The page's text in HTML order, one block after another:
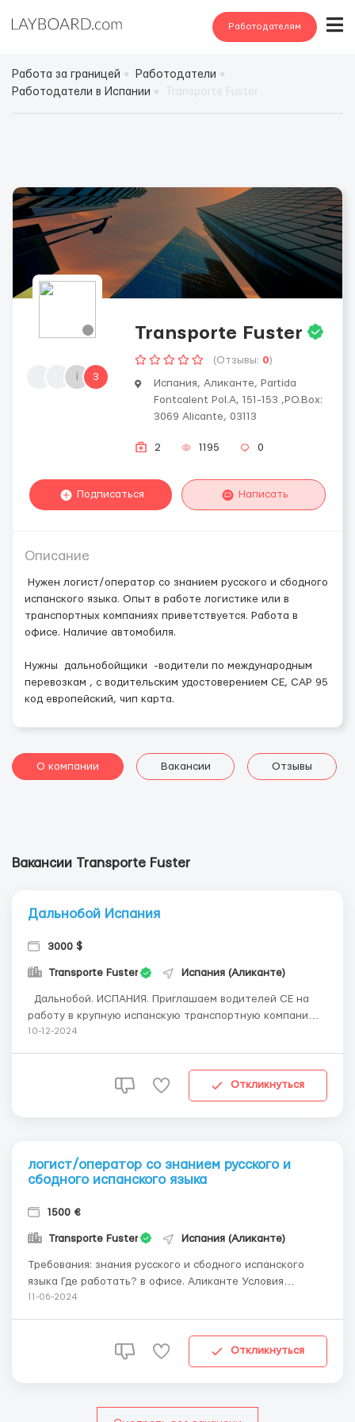
Работодателям
Работа за границей
Работодатели
Работодатели в Испании
i 3
Transporte Fuster
(Отзывы: 0)
Испания, Аликанте, Partida
Fontcalent Pol.A, 151-153 ,PO.Box:
3069 Alicante, 03113
2 1195 0
Подписаться Написать
Описание
Нужен логист/оператор со знанием русского и сбодного
испанского языка. Опыт в работе логистике или в
транспортных компаниях приветствуется. Работа в
офисе. Наличие автомобиля.
Нужны дальнобойщики -водители по международным
перевозкам , с водительским удостоверением СЕ, CAP 95
код европейский, чип карта.
О компании Вакансии Отзывы
Вакансии Transporte Fuster
Дальнобой Испания
3000 $
Transporte Fuster Испания (Аликанте)
работу в крупную испанскую транспортную компанию.
Прием водителей с опытом по Европе. База недалеко от
Норвегию, Данию, Швецию, Герма...
10-12-2024
Откликнуться
логист/оператор со знанием русского и
сбодного испанского языка
1500 €
Transporte Fuster Испания (Аликанте)
Требования: знания русского и сбодного испанского
языка Где работать? в офисе. Аликанте Условия
работы: 8 часовой рабочий день с понедельника по
11-06-2024
Откликнуться